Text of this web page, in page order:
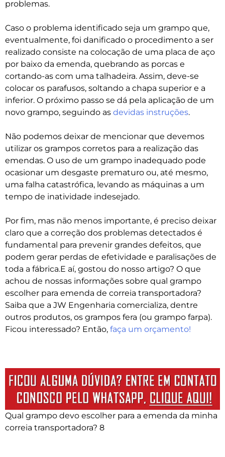
problemas.
Caso o problema identificado seja um grampo que,
eventualmente, foi danificado o procedimento a ser
realizado consiste na colocação de uma placa de aço
por baixo da emenda, quebrando as porcas e
cortando-as com uma talhadeira. Assim, deve-se
colocar os parafusos, soltando a chapa superior e a
inferior. O próximo passo se dá pela aplicação de um
novo grampo, seguindo as devidas instruções.
Não podemos deixar de mencionar que devemos
utilizar os grampos corretos para a realização das
emendas. O uso de um grampo inadequado pode
ocasionar um desgaste prematuro ou, até mesmo,
uma falha catastrófica, levando as máquinas a um
tempo de inatividade indesejado.
Por fim, mas não menos importante, é preciso deixar
claro que a correção dos problemas detectados é
fundamental para prevenir grandes defeitos, que
podem gerar perdas de efetividade e paralisações de
toda a fábrica.E aí, gostou do nosso artigo? O que
achou de nossas informações sobre qual grampo
escolher para emenda de correia transportadora?
Saiba que a JW Engenharia comercializa, dentre
outros produtos, os grampos fera (ou grampo farpa).
Ficou interessado? Então, faça um orçamento!
Qual grampo devo escolher para a emenda da minha
correia transportadora? 8